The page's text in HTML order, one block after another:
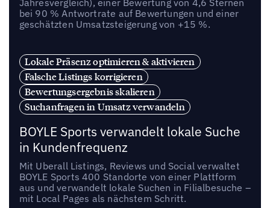
bei 90 % Antwortrate auf Bewertungen und einer
geschätzten Umsatzsteigerung von +15 %.
Lokale Präsenz optimieren & aktivieren
Falsche Listings korrigieren
Bewertungsergebnis skalieren
Suchanfragen in Umsatz verwandeln
BOYLE Sports verwandelt lokale Suche
in Kundenfrequenz
Mit Uberall Listings, Reviews und Social verwaltet
BOYLE Sports 400 Standorte von einer Plattform
aus und verwandelt lokale Suchen in Filialbesuche –
mit Local Pages als nächstem Schritt.